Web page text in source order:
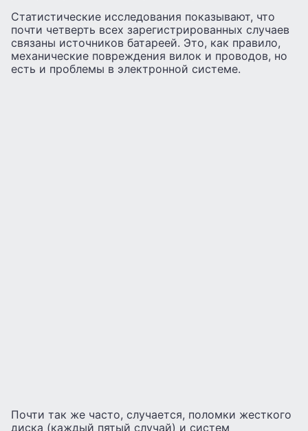
Статистические исследования показывают, что
почти четверть всех зарегистрированных случаев
связаны источников батареей. Это, как правило,
механические повреждения вилок и проводов, но
есть и проблемы в электронной системе.
Почти так же часто, случается, поломки жесткого
диска (каждый пятый случай) и систем